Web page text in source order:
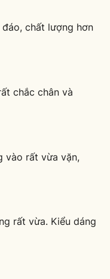
chất lượng hơn
chắc chân và
vào rất vừa vặn,
rất vừa. Kiểu dáng